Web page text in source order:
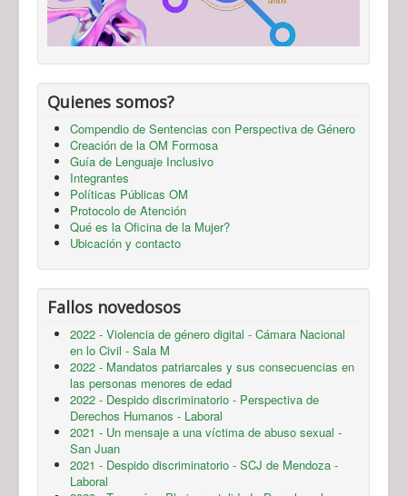
Quienes somos?
Compendio de Sentencias con Perspectiva de Género
Creación de la OM Formosa
Guía de Lenguaje Inclusivo
Integrantes
Políticas Públicas OM
Protocolo de Atención
Qué es la Oficina de la Mujer?
Ubicación y contacto
Fallos novedosos
2022 - Violencia de género digital - Cámara Nacional
en lo Civil - Sala M
2022 - Mandatos patriarcales y sus consecuencias en
las personas menores de edad
2022 - Despido discriminatorio - Perspectiva de
Derechos Humanos - Laboral
2021 - Un mensaje a una víctima de abuso sexual -
San Juan
2021 - Despido discriminatorio - SCJ de Mendoza -
Laboral